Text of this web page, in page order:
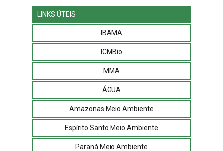
LINKS ÚTEIS
IBAMA
ICMBio
MMA
ÁGUA
Amazonas Meio Ambiente
Espírito Santo Meio Ambiente
Paraná Meio Ambiente